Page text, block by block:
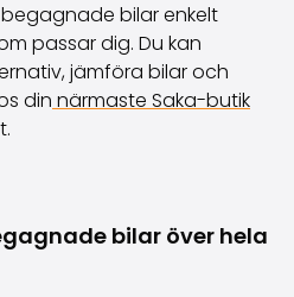
bilar enkelt
passar dig. Du kan
jämföra bilar och
din närmaste Saka-butik
bilar över hela